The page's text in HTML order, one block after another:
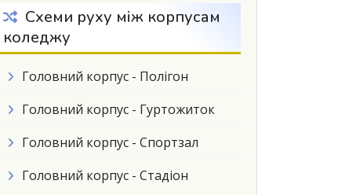
Схеми руху між корпусам
коледжу
Головний корпус - Полігон
Головний корпус - Гуртожиток
Головний корпус - Спортзал
Головний корпус - Стадіон